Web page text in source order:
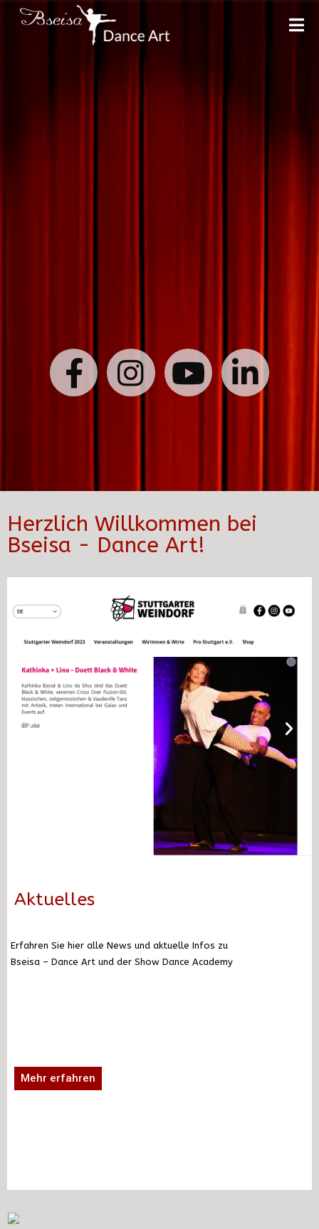
Herzlich Willkommen bei
Bseisa - Dance Art!
Aktuelles
Erfahren Sie hier alle News und aktuelle Infos zu
Bseisa – Dance Art und der Show Dance Academy
Mehr erfahren